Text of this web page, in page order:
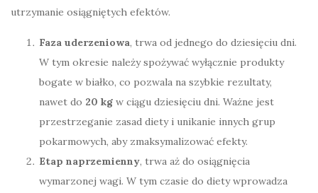
utrzymanie osiągniętych efektów.
Faza uderzeniowa, trwa od jednego do dziesięciu dni.
W tym okresie należy spożywać wyłącznie produkty
bogate w białko, co pozwala na szybkie rezultaty,
nawet do 20 kg w ciągu dziesięciu dni. Ważne jest
przestrzeganie zasad diety i unikanie innych grup
pokarmowych, aby zmaksymalizować efekty.
Etap naprzemienny, trwa aż do osiągnięcia
wymarzonej wagi. W tym czasie do diety wprowadza